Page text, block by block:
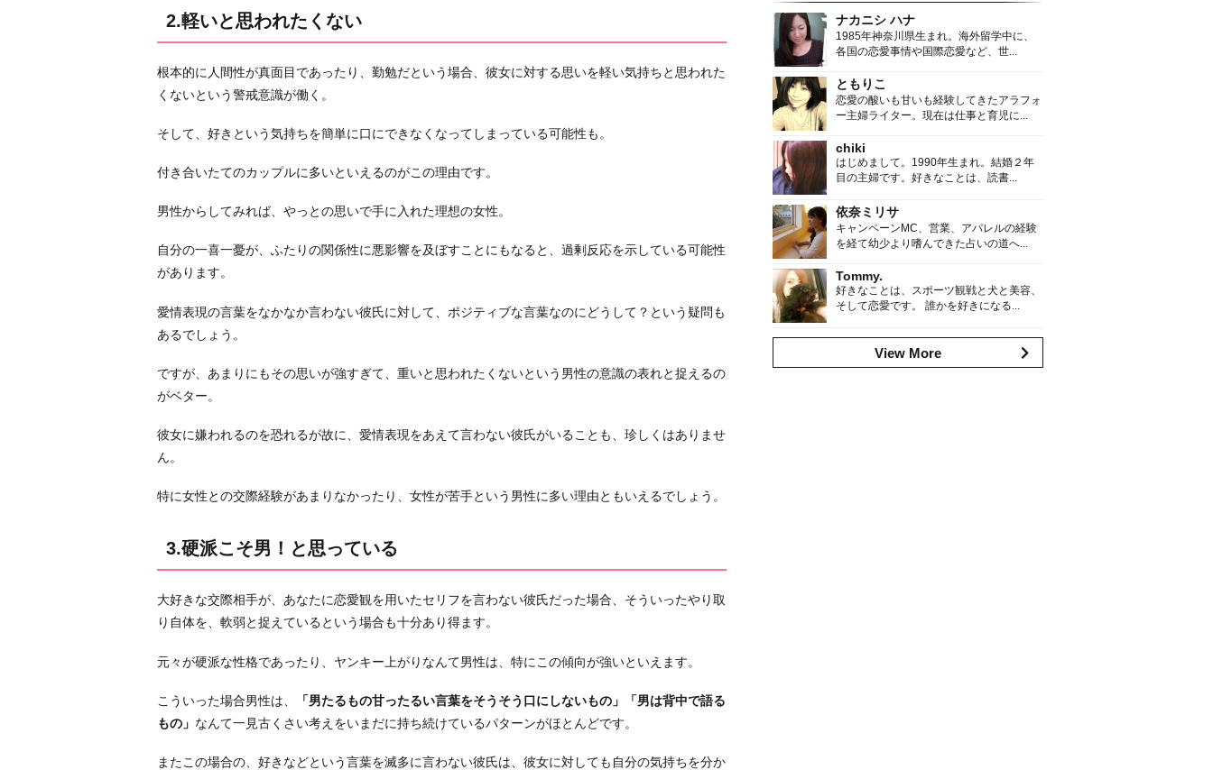
い
4.
当
り
前
ぎ
伝
え
い
な
5.
気
な
る
性
来
た
2.軽いと思われたくない
根本的に人間性が真面目であったり、勤勉だという場合、彼女に対する思いを軽い気持ちと思われた
くないという警戒意識が働く。
そして、好きという気持ちを簡単に口にできなくなってしまっている可能性も。
付き合いたてのカップルに多いといえるのがこの理由です。
男性からしてみれば、やっとの思いで手に入れた理想の女性。
自分の一喜一憂が、ふたりの関係性に悪影響を及ぼすことにもなると、過剰反応を示している可能性
があります。
愛情表現の言葉をなかなか言わない彼氏に対して、ポジティブな言葉なのにどうして？という疑問も
あるでしょう。
ですが、あまりにもその思いが強すぎて、重いと思われたくないという男性の意識の表れと捉えるの
がベター。
彼女に嫌われるのを恐れるが故に、愛情表現をあえて言わない彼氏がいることも、珍しくはありませ
ん。
特に女性との交際経験があまりなかったり、女性が苦手という男性に多い理由ともいえるでしょう。
3.硬派こそ男！と思っている
大好きな交際相手が、あなたに恋愛観を用いたセリフを言わない彼氏だった場合、そういったやり取
り自体を、軟弱と捉えているという場合も十分あり得ます。
元々が硬派な性格であったり、ヤンキー上がりなんて男性は、特にこの傾向が強いといえます。
こういった場合男性は、
「男たるもの甘ったるい言葉をそうそう口にしないもの」「男は背中で語る
もの」 なんて一見古くさい考えをいまだに持ち続けているパターンがほとんどです。
またこの場合の、好きなどという言葉を滅多に言わない彼氏は、彼女に対しても自分の気持ちを分か
ナカニシ ハナ
1985年神奈川県生まれ。海外留学中に、
各国の恋愛事情や国際恋愛など、世...
ともりこ
恋愛の酸いも甘いも経験してきたアラフォ
ー主婦ライター。現在は仕事と育児に...
chiki
はじめまして。1990年生まれ。結婚２年
目の主婦です。好きなことは、読書...
依奈ミリサ
キャンペーンMC、営業、アパレルの経験
を経て幼少より嗜んできた占いの道へ...
Tommy.
好きなことは、スポーツ観戦と犬と美容、
そして恋愛です。 誰かを好きになる...
View More